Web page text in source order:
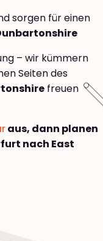
sorgen für einen
– wir kümmern
Seiten des
freuen
aus, dann planen
nach East